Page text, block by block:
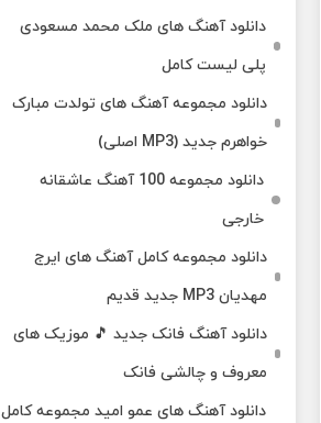
دانلود آهنگ های ملک‌ محمد مسعودی
پلی لیست کامل
دانلود مجموعه آهنگ های تولدت مبارک
خواهرم جدید (MP3 اصلی)
دانلود مجموعه 100 آهنگ عاشقانه
خارجی
دانلود مجموعه کامل آهنگ های ایرج
مهدیان MP3 جدید قدیم
دانلود آهنگ فانک جدید 🎵 موزیک‌ های
معروف و چالشی فانک
دانلود آهنگ های عمو امید مجموعه کامل